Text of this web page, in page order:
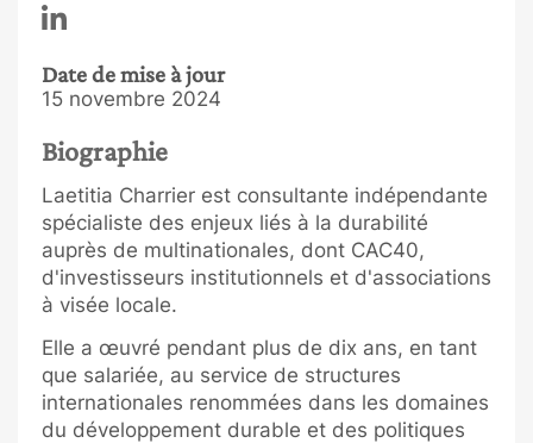
Date de mise à jour
15 novembre 2024
Biographie
Laetitia Charrier est consultante indépendante
spécialiste des enjeux liés à la durabilité
auprès de multinationales, dont CAC40,
d'investisseurs institutionnels et d'associations
à visée locale.
Elle a œuvré pendant plus de dix ans, en tant
que salariée, au service de structures
internationales renommées dans les domaines
du développement durable et des politiques